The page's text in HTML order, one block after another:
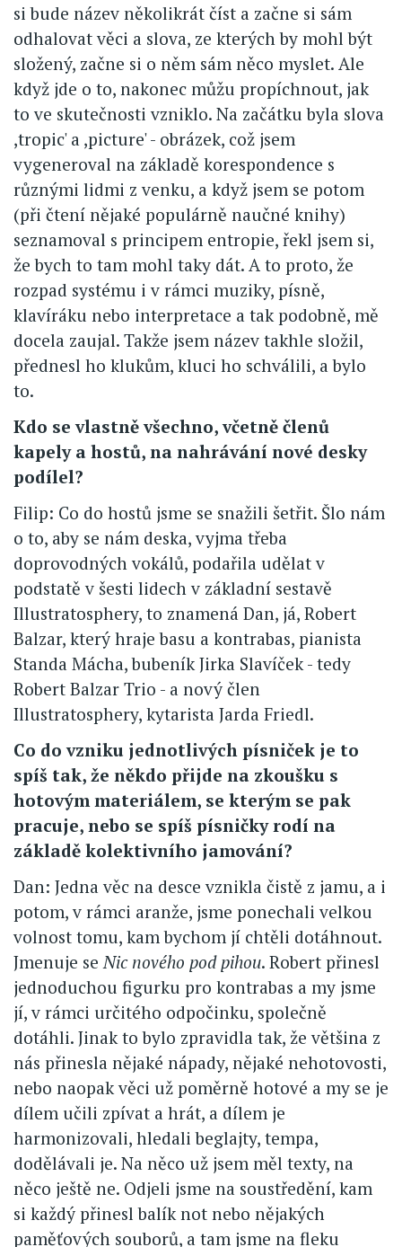
si bude název několikrát číst a začne si sám
odhalovat věci a slova, ze kterých by mohl být
složený, začne si o něm sám něco myslet. Ale
když jde o to, nakonec můžu propíchnout, jak
to ve skutečnosti vzniklo. Na začátku byla slova
,tropic' a ,picture' - obrázek, což jsem
vygeneroval na základě korespondence s
různými lidmi z venku, a když jsem se potom
(při čtení nějaké populárně naučné knihy)
seznamoval s principem entropie, řekl jsem si,
že bych to tam mohl taky dát. A to proto, že
rozpad systému i v rámci muziky, písně,
klavíráku nebo interpretace a tak podobně, mě
docela zaujal. Takže jsem název takhle složil,
přednesl ho klukům, kluci ho schválili, a bylo
to.
Kdo se vlastně všechno, včetně členů
kapely a hostů, na nahrávání nové desky
podílel?
Filip: Co do hostů jsme se snažili šetřit. Šlo nám
o to, aby se nám deska, vyjma třeba
doprovodných vokálů, podařila udělat v
podstatě v šesti lidech v základní sestavě
Illustratosphery, to znamená Dan, já, Robert
Balzar, který hraje basu a kontrabas, pianista
Standa Mácha, bubeník Jirka Slavíček - tedy
Robert Balzar Trio - a nový člen
Illustratosphery, kytarista Jarda Friedl.
Co do vzniku jednotlivých písniček je to
spíš tak, že někdo přijde na zkoušku s
hotovým materiálem, se kterým se pak
pracuje, nebo se spíš písničky rodí na
základě kolektivního jamování?
Dan: Jedna věc na desce vznikla čistě z jamu, a i
potom, v rámci aranže, jsme ponechali velkou
volnost tomu, kam bychom jí chtěli dotáhnout.
Jmenuje se Nic nového pod pihou. Robert přinesl
jednoduchou figurku pro kontrabas a my jsme
jí, v rámci určitého odpočinku, společně
dotáhli. Jinak to bylo zpravidla tak, že většina z
nás přinesla nějaké nápady, nějaké nehotovosti,
nebo naopak věci už poměrně hotové a my se je
dílem učili zpívat a hrát, a dílem je
harmonizovali, hledali beglajty, tempa,
dodělávali je. Na něco už jsem měl texty, na
něco ještě ne. Odjeli jsme na soustředění, kam
si každý přinesl balík not nebo nějakých
paměťových souborů, a tam jsme na fleku